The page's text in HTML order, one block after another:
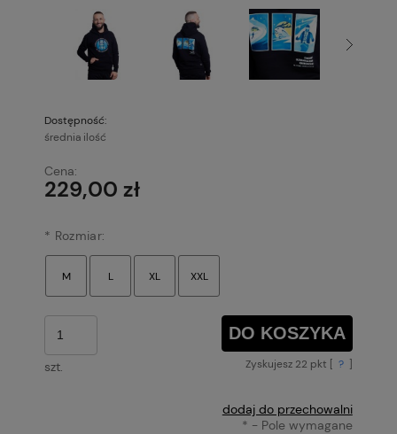
Dostępność:
średnia ilość
Cena:
229,00 zł
* Rozmiar:
szt.
DO KOSZYKA
Zyskujesz 22 pkt [ ? ]
dodaj do przechowalni
* - Pole wymagane